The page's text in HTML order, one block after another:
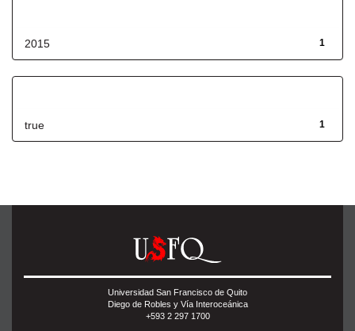
1
2015
1
true
Universidad San Francisco de Quito
Diego de Robles y Vía Interoceánica
+593 2 297 1700